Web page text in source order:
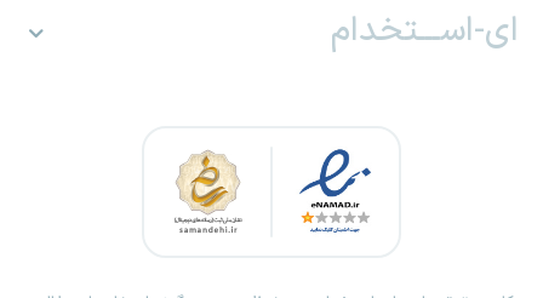
ای-اســـتخدام